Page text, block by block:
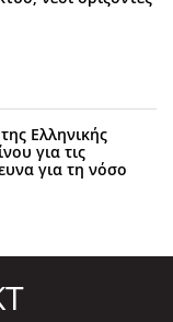
Ελληνικής
για τις
για τη νόσο